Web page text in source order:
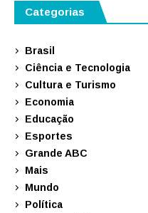
Categorias
Brasil
Ciência e Tecnologia
Cultura e Turismo
Economia
Educação
Esportes
Grande ABC
Mais
Mundo
Política